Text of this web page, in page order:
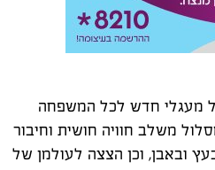
מעגלי חדש לכל המשפחה
משלב חוויה חושית וחיבור
כ-500 מטרים ובו ארבעה מקטעים. כל מקטע
למשל נזחל במחילת הדורבן
הסלע. ההליכה היא על